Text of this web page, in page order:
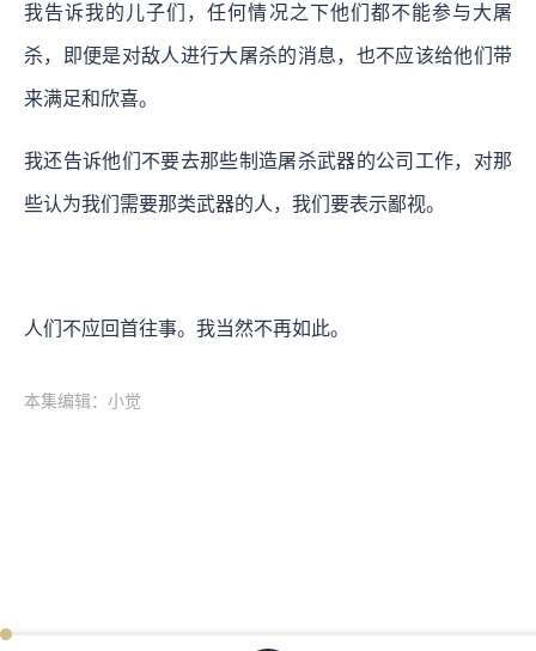
我告诉我的儿子们，任何情况之下他们都不能参与大屠
杀，即便是对敌人进行大屠杀的消息，也不应该给他们带
来满足和欣喜。
我还告诉他们 不要去那些制造屠杀武器的公司工作， 对那
些认为我们需要那类武器的人，我们要表示鄙视。
人们不应回首往事。我当然不再如此。
本集编辑：小觉